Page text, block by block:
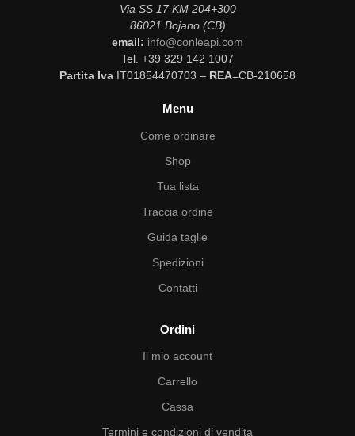
Via SS 17 KM 204+300
86021 Bojano (CB)
email: info@conleapi.com
Tel. +39 329 142 1007
Partita Iva IT01854470703 – REA=CB-210658
Menu
Come ordinare
Shop
Tua lista
Traccia ordine
Guida taglie
Spedizioni
Contatti
Ordini
Il mio account
Carrello
Cassa
Termini e condizioni di vendita